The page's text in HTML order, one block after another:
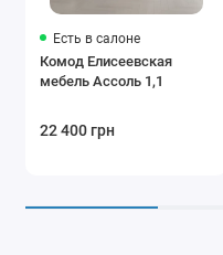
Есть в салоне
Комод Елисеевская
мебель Ассоль 1,1
22 400 грн